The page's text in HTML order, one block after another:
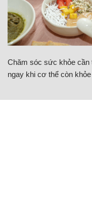
Chăm sóc sức khỏe cần
ngay khi cơ thể còn khỏe